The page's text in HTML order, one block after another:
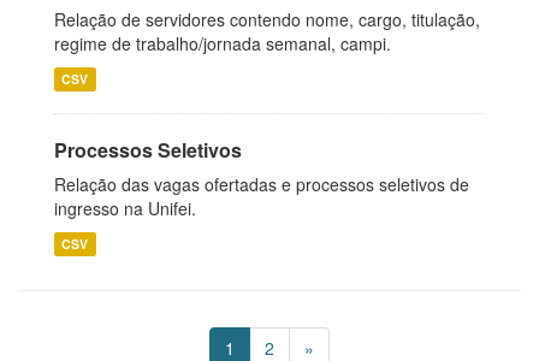
Relação de servidores contendo nome, cargo, titulação,
regime de trabalho/jornada semanal, campi.
CSV
Processos Seletivos
Relação das vagas ofertadas e processos seletivos de
ingresso na Unifei.
CSV
1 2 »